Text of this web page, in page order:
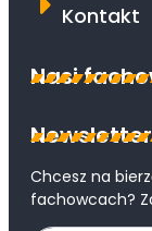
Kontakt
Nasi
Newsletter
Chcesz na
fachowcach?